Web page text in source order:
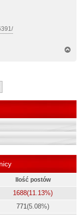
Ilość postów
1688(11.13%)
771 (5.08%)